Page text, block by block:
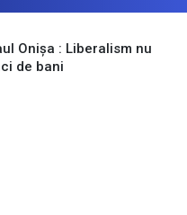
Onişa : Liberalism nu
de bani